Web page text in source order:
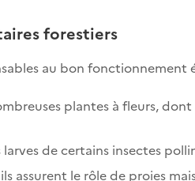
forestiers
au bon
plantes à fleurs,
larves de certains insectes
assurent le rôle de proies